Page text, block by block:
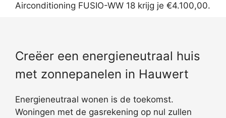
Airconditioning FUSIO-WW 18 krijg je €4.100,00.
Creëer een energieneutraal huis
met zonnepanelen in Hauwert
Energieneutraal wonen is de toekomst.
Woningen met de gasrekening op nul zullen